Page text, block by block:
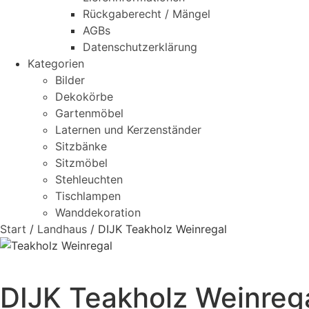
Rückgaberecht / Mängel
AGBs
Datenschutzerklärung
Kategorien
Bilder
Dekokörbe
Gartenmöbel
Laternen und Kerzenständer
Sitzbänke
Sitzmöbel
Stehleuchten
Tischlampen
Wanddekoration
Start / Landhaus / DIJK Teakholz Weinregal
DIJK Teakholz